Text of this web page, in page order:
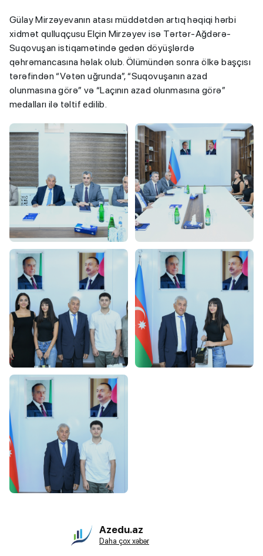
Gülay Mirzəyevanın atası müddətdən artıq həqiqi hərbi
xidmət qulluqçusu Elçin Mirzəyev isə Tərtər-Ağdərə-
Suqovuşan istiqamətində gedən döyüşlərdə
qəhrəmancasına həlak olub. Ölümündən sonra ölkə başçısı
tərəfindən “Vətən uğrunda”, “Suqovuşanın azad
olunmasına görə” və “Laçının azad olunmasına görə”
medalları ilə təltif edilib.
Azedu.az
Daha çox xəbər